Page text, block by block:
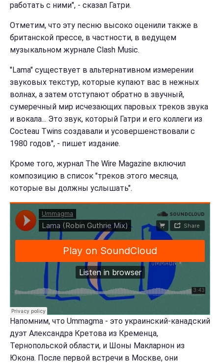
работать с ними", - сказал Гатри.
Отметим, что эту песню высоко оценили также в
британской прессе, в частности, в ведущем
музыкальном журнале Clash Music.
"Lama" существует в альтернативном измерении
звуковых текстур, которые купают вас в нежных
волнах, а затем отступают обратно в звучный,
сумеречный мир исчезающих паровых треков звука
и вокала... Это звук, который Гатри и его коллеги из
Cocteau Twins создавали и усовершенствовали с
1980 годов", - пишет издание.
Кроме того, журнал The Wire Magazine включил
композицию в список "треков этого месяца,
которые вы должны услышать".
Напомним, что Ummagma - это украинский-канадский
дуэт Александра Кретова из Кременца,
Тернопольской области, и Шоны Макларнон из
Юкона. После первой встречи в Москве, они